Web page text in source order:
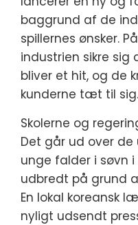
baggrund af de
spillernes ønsker.
industrien sikre sig
bliver et hit, og de
kunderne tæt til sig.
Skolerne og
Det går ud over de
unge falder i søvn
udbredt på grund
En lokal koreansk
nyligt udsendt